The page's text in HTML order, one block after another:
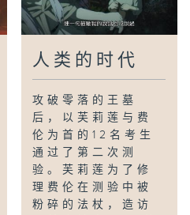
人类的时代
攻破零落的王墓
后，以芙莉莲与费
伦为首的12名考生
通过了第二次测
验。芙莉莲为了修
理费伦在测验中被
粉碎的法杖，造访